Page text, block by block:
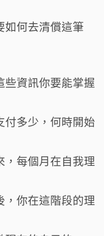
如何去清償這筆
些資訊你要能掌握
付多少，何時開始
，每個月在自我理
，你在這階段的理